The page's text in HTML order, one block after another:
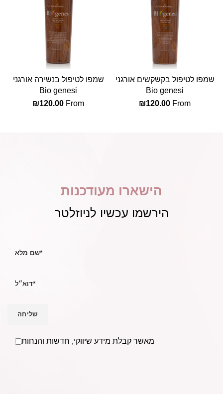
שמפו לטיפול בקשקשים אורגני
Bio genesi
From
₪120.00
שמפו לטיפול בנשירה אורגני
Bio genesi
From
₪120.00
הישארו מעודכנות
הירשמו עכשיו לניוזלטר
מאשר קבלת מידע שיווקי, חדשות והנחות